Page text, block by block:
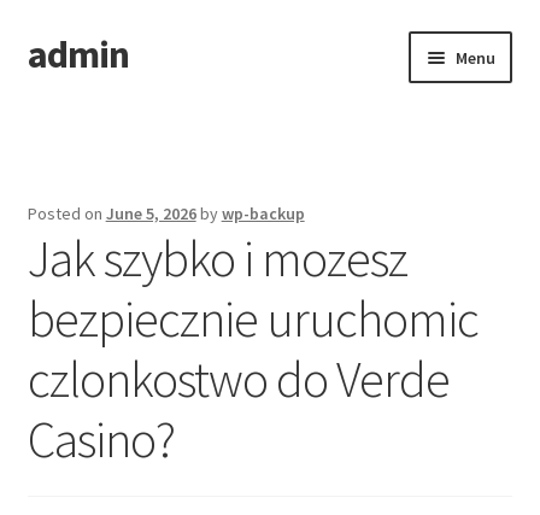
Skip
to
Skip
to
admin Menu
Posted on June 5, 2026bywp-backup
Jak szybko i mozesz
bezpiecznie uruchomic
czlonkostwo do Verde
Casino?